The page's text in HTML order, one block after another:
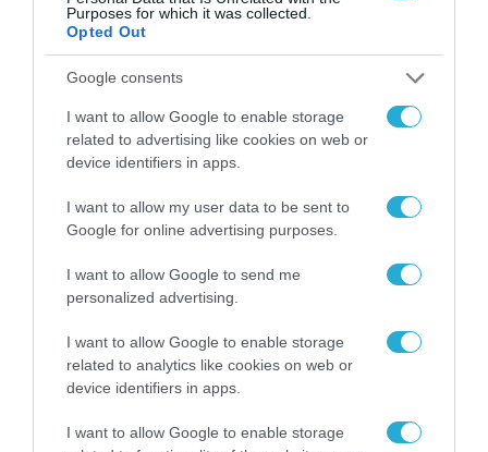
Purposes for which it was collected.
Opted Out
Google consents
I want to allow Google to enable storage
related to advertising like cookies on web or
device identifiers in apps.
I want to allow my user data to be sent to
Google for online advertising purposes.
I want to allow Google to send me
personalized advertising.
I want to allow Google to enable storage
related to analytics like cookies on web or
device identifiers in apps.
I want to allow Google to enable storage
Σ. Καλαφάτης: «Η
Τεχνητή Νοημοσύνη
νέα τεχνολογία, είναι
μια νέα βιομηχανική
επανάσταση»
31.07.2026
για τη χρηματοδότηση
των ελληνικών
επιχειρήσεων στον
χώρο της άμυνας
Η πιο ταξιδιάρικη
καλοκαιριού έχει την
υπογραφή της Xiaomi
31.07.2026
ΟΛΗ Η ΡΟΗ ΕΙΔΗΣΕΩΝ